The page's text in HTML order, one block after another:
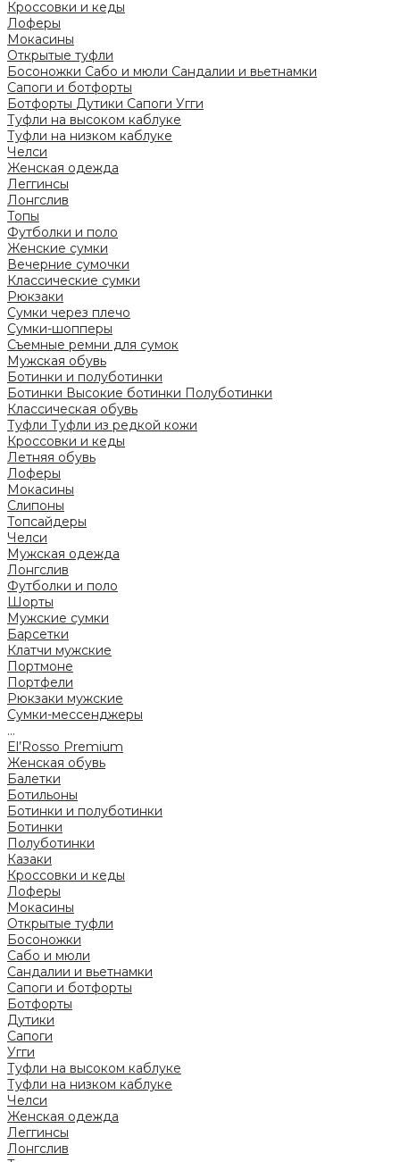
Кроссовки и кеды
Лоферы
Мокасины
Открытые туфли
Босоножки Сабо и мюли Сандалии и вьетнамки
Сапоги и ботфорты
Ботфорты Дутики Сапоги Угги
Туфли на высоком каблуке
Туфли на низком каблуке
Челси
Женская одежда
Леггинсы
Лонгслив
Топы
Футболки и поло
Женские сумки
Вечерние сумочки
Классические сумки
Рюкзаки
Сумки через плечо
Сумки-шопперы
Съемные ремни для сумок
Мужская обувь
Ботинки и полуботинки
Ботинки Высокие ботинки Полуботинки
Классическая обувь
Туфли Туфли из редкой кожи
Кроссовки и кеды
Летняя обувь
Лоферы
Мокасины
Слипоны
Топсайдеры
Челси
Мужская одежда
Лонгслив
Футболки и поло
Шорты
Мужские сумки
Барсетки
Клатчи мужские
Портмоне
Портфели
Рюкзаки мужские
Сумки-мессенджеры
...
El’Rosso Premium
Женская обувь
Балетки
Ботильоны
Ботинки и полуботинки
Ботинки
Полуботинки
Казаки
Кроссовки и кеды
Лоферы
Мокасины
Открытые туфли
Босоножки
Сабо и мюли
Сандалии и вьетнамки
Сапоги и ботфорты
Ботфорты
Дутики
Сапоги
Угги
Туфли на высоком каблуке
Туфли на низком каблуке
Челси
Женская одежда
Леггинсы
Лонгслив